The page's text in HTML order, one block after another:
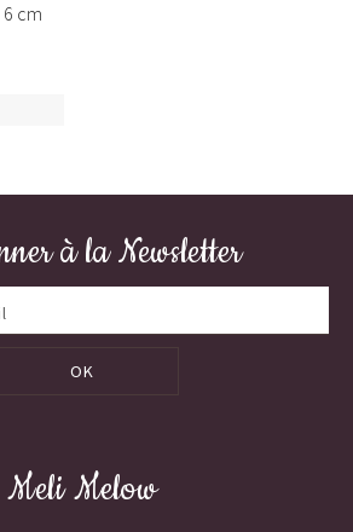
cm
à la Newsletter
OK
Meli Melow